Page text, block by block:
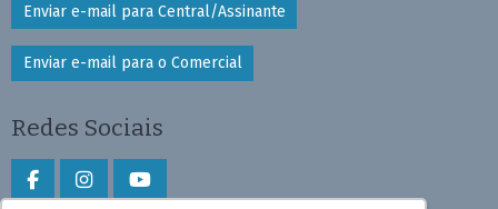
Enviar e-mail para Central/Assinante
Enviar e-mail para o Comercial
Redes Sociais